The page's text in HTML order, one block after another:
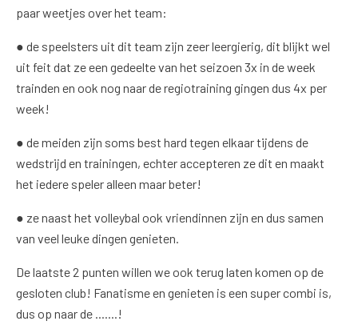
paar weetjes over het team:
● de speelsters uit dit team zijn zeer leergierig, dit blijkt wel
uit feit dat ze een gedeelte van het seizoen 3x in de week
trainden en ook nog naar de regiotraining gingen dus 4x per
week!
● de meiden zijn soms best hard tegen elkaar tijdens de
wedstrijd en trainingen, echter accepteren ze dit en maakt
het iedere speler alleen maar beter!
● ze naast het volleybal ook vriendinnen zijn en dus samen
van veel leuke dingen genieten.
De laatste 2 punten willen we ook terug laten komen op de
gesloten club! Fanatisme en genieten is een super combi is,
dus op naar de .......!